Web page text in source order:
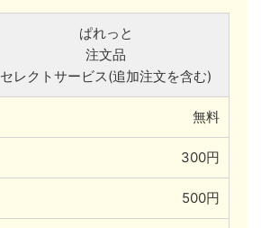
ぱれっと
注文品
セレクトサービス(追加注文を含む)
無料
300円
500円